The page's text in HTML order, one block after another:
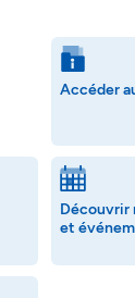
Accéder
Découvrir
et